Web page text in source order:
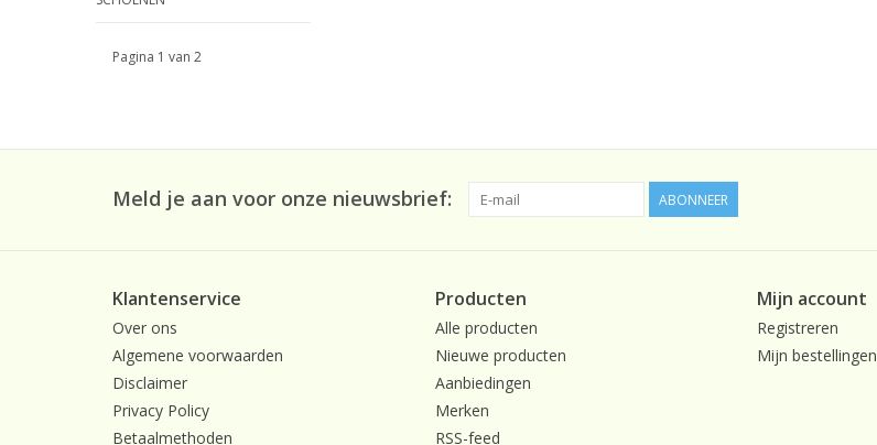
Pagina 1 van 2
Meld je aan voor onze nieuwsbrief: ABONNEER
Klantenservice
Over ons
Algemene voorwaarden
Disclaimer
Privacy Policy
Betaalmethoden
Producten
Alle producten
Nieuwe producten
Aanbiedingen
Merken
RSS-feed
Mijn account
Registreren
Mijn bestellingen